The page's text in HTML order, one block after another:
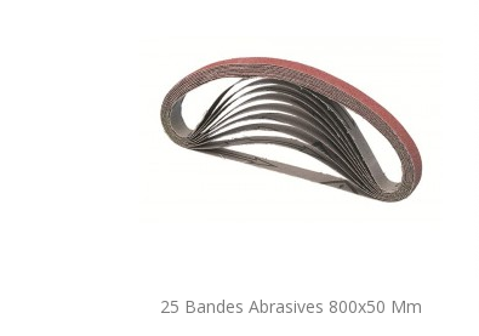
25 Bandes Abrasives 800x50 Mm
 Aperçu rapide